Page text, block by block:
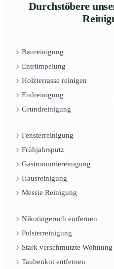
Durchstöbere
Baureinigung
Entrümpelung
Holzterrasse reinigen
Endreinigung
Grundreinigung
Fensterreinigung
Frühjahrsputz
Gastronomiereinigung
Hausreinigung
Messie Reinigung
Nikotingeruch entfernen
Polsterreinigung
Stark verschmutzte Wohnung
Taubenkot entfernen